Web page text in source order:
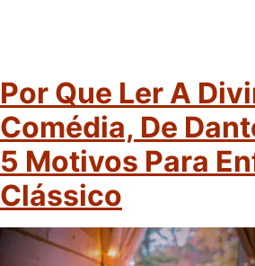
Por Que Ler A
Comédia, De
5 Motivos Para
Clássico